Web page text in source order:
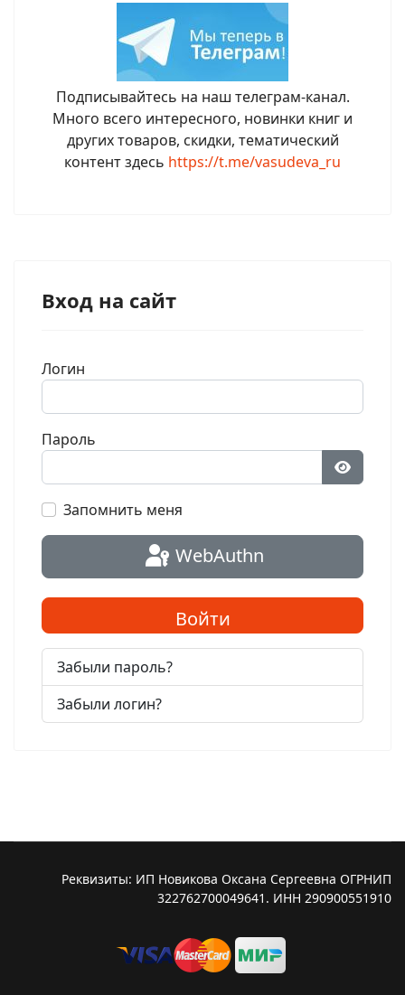
Подписывайтесь на наш телеграм-канал.
Много всего интересного, новинки книг и
других товаров, скидки, тематический
контент здесь https://t.me/vasudeva_ru
Вход на сайт
Логин
Пароль
Запомнить меня
WebAuthn
Войти
Забыли пароль?
Забыли логин?
Реквизиты: ИП Новикова Оксана Сергеевна ОГРНИП
322762700049641. ИНН 290900551910